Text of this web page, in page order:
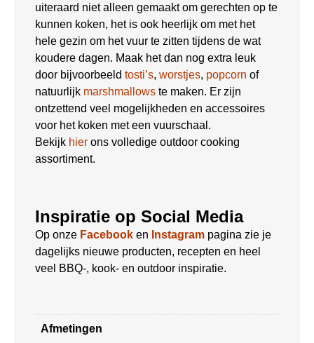
uiteraard niet alleen gemaakt om gerechten op te
kunnen koken, het is ook heerlijk om met het
hele gezin om het vuur te zitten tijdens de wat
koudere dagen. Maak het dan nog extra leuk
door bijvoorbeeld tosti’s, worstjes, popcorn of
natuurlijk marshmallows te maken. Er zijn
ontzettend veel mogelijkheden en accessoires
voor het koken met een vuurschaal.
Bekijk hier ons volledige outdoor cooking
assortiment.
Inspiratie op Social Media
Op onze Facebook en Instagram pagina zie je
dagelijks nieuwe producten, recepten en heel
veel BBQ-, kook- en outdoor inspiratie.
Afmetingen